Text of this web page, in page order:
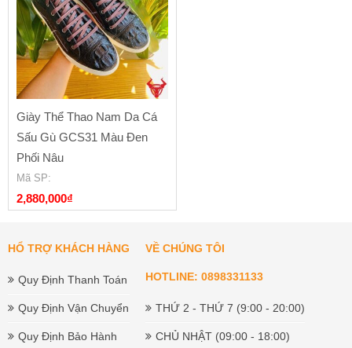
Giày Thể Thao Nam Da Cá
Sấu Gù GCS31 Màu Đen
Phối Nâu
Mã SP:
2,880,000₫
HỔ TRỢ KHÁCH HÀNG
Quy Định Thanh Toán
Quy Định Vận Chuyển
Quy Định Bảo Hành
VỀ CHÚNG TÔI
HOTLINE: 0898331133
THỨ 2 - THỨ 7 (9:00 - 20:00)
CHỦ NHẬT (09:00 - 18:00)